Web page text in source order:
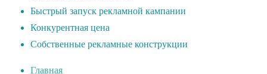
Быстрый запуск рекламной кампании
Конкурентная цена
Собственные рекламные конструкции
Главная